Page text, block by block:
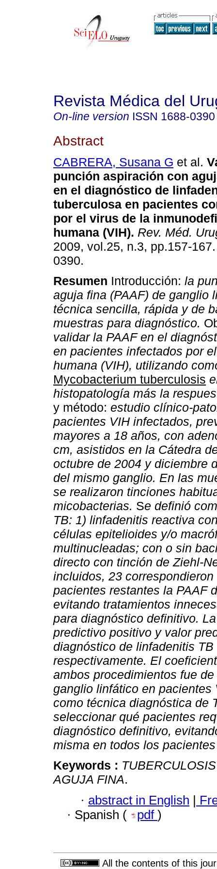
Revista Médica del
On-line version ISSN 1688-0390
Abstract
CABRERA, Susana G et al.
punción aspiración con
en el diagnóstico de
tuberculosa en pacientes
por el virus de la
humana (VIH). Rev. Méd.
2009, vol.25, n.3, pp.157-
0390.
Resumen Introducción: la
aguja fina (PAAF) de ganglio
técnica sencilla, rápida y de
muestras para diagnóstico.
validar la PAAF en el
en pacientes infectados por
humana (VIH), utilizando
Mycobacterium tuberculosis
histopatología más la
y método: estudio clínico-
pacientes VIH infectados,
mayores a 18 años, con
cm, asistidos en la Cátedra
octubre de 2004 y diciembre
del mismo ganglio. En las
se realizaron tinciones
micobacterias. Se definió
TB: 1) linfadenitis reactiva
células epitelioides y/o
multinucleadas; con o sin
directo con tinción de Ziehl-
incluidos, 23
pacientes restantes la PAAF
evitando tratamientos
para diagnóstico definitivo.
predictivo positivo y valor
diagnóstico de linfadenitis
respectivamente. El
ambos procedimientos fue
ganglio linfático en
como técnica diagnóstica de
seleccionar qué pacientes
diagnóstico definitivo,
misma en todos los
Keywords :
AGUJA FINA.
· abstract in English |
· Spanish ( pdf )
All the contents of this